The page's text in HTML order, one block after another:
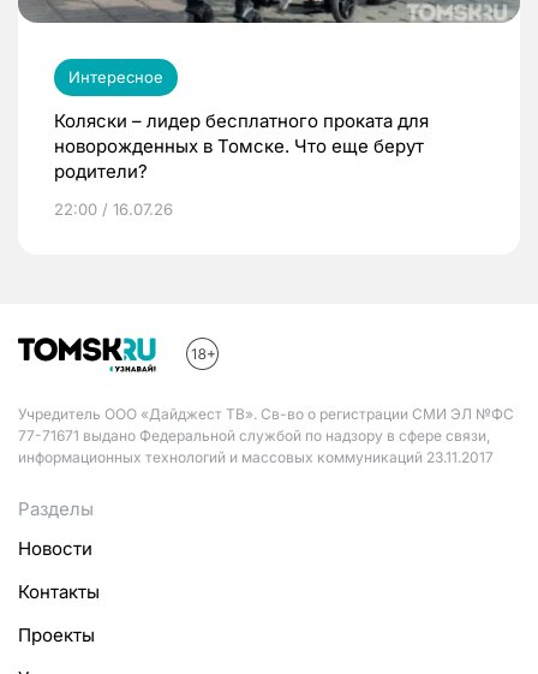
Интересное
Коляски – лидер бесплатного проката для
новорожденных в Томске. Что еще берут
родители?
22:00 / 16.07.26
Учредитель ООО «Дайджест ТВ». Св-во о регистрации СМИ ЭЛ №ФС
77-71671 выдано Федеральной службой по надзору в сфере связи,
информационных технологий и массовых коммуникаций 23.11.2017
Разделы
Новости
Контакты
Проекты